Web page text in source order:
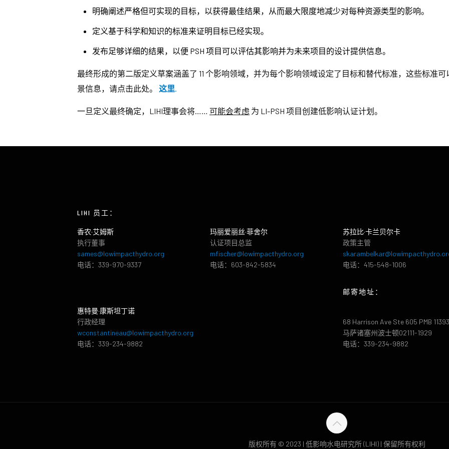
明确阐述严格但可实现的目标，以获得最佳结果，从而最大限度地减少对每种资源类型的影响。
定义基于科学和知识的标准来证明目标已经实现。
发布足够详细的结果，以便 PSH 项目可以评估其影响并为未来项目的设计提供信息。
最终形成的第二版定义草案涵盖了 11 个影响领域，并为每个影响领域设定了目标和替代标准，这些标准
景信息，请点击此处。 这里.
一旦定义最终确定，LIHI理事会将…… 可能会考虑 为 LI-PSH 项目创建低影响认证计划。
LIHI 员工：
香农·艾姆斯
执行董事
sames@lowimpacthydro.org
电话：339-970-9337
惠特曼·康斯坦丁诺
行政经理
wconstantineau@lowimpacthydro.org
电话：339-234-9882
玛丽爱丽丝·菲舍尔
认证项目总监
mfischer@lowimpacthydro.org
电话：603-842-5834
苏拉比·卡兰贝尔卡
政策主管
电话：415-548-1006
邮寄地址：
68 Harrison Ave Ste 605 PMB
马萨诸塞州波士顿02111-1929
电话：339-234-9882
版权所有 © 2023 | 低影响水电研究所 (LIHI) | 保留所有权利